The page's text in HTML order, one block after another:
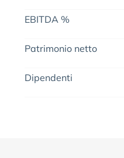
EBITDA %
Patrimonio netto
Dipendenti